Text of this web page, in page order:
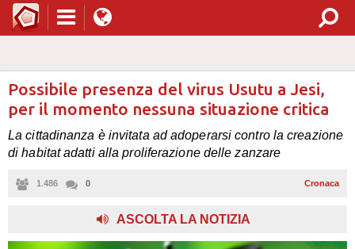
Possibile presenza del virus Usutu a Jesi,
per il momento nessuna situazione critica
La cittadinanza è invitata ad adoperarsi contro la creazione
di habitat adatti alla proliferazione delle zanzare
1.486 0 Cronaca
ASCOLTA LA NOTIZIA